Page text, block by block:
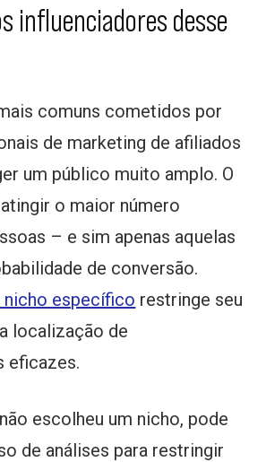
influenciadores desse
comuns cometidos por
de marketing de afiliados
um público muito amplo. O
o maior número
– e sim apenas aquelas
de conversão.
nicho específico restringe seu
localização de
eficazes.
escolheu um nicho, pode
de análises para restringir